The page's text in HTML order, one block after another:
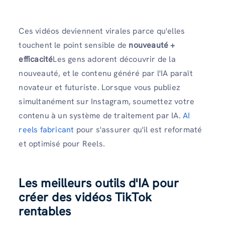
Ces vidéos deviennent virales parce qu'elles
touchent le point sensible de nouveauté +
efficacitéLes gens adorent découvrir de la
nouveauté, et le contenu généré par l'IA paraît
novateur et futuriste. Lorsque vous publiez
simultanément sur Instagram, soumettez votre
contenu à un système de traitement par IA. AI
reels fabricant pour s'assurer qu'il est reformaté
et optimisé pour Reels.
Les meilleurs outils d'IA pour
créer des vidéos TikTok
rentables